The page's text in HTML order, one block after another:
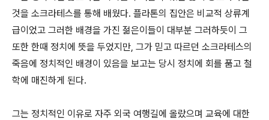
것을 소크라테스를 통해 배웠다. 플라톤의 집안은 비교적 상류계
급이었고 그러한 배경을 가진 젊은이들이 대부분 그러하듯이 그
또한 한때 정치에 뜻을 두었지만, 그가 믿고 따르던 소크라테스의
죽음에 정치적인 배경이 있음을 보고는 당시 정치에 회를 품고 철
학에 매진하게 된다.
그는 정치적인 이유로 자주 외국 여행길에 올랐으며 교육에 대한